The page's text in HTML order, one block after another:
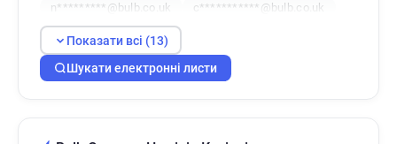
n*********@bulb.co.uk
c***********@bulb.co.uk
t*********@bulb.co.uk
x******@bulb.co.uk
b*********@bulb.co.uk
q************@bulb.co.uk
Показати всі (13)
Шукати електронні листи